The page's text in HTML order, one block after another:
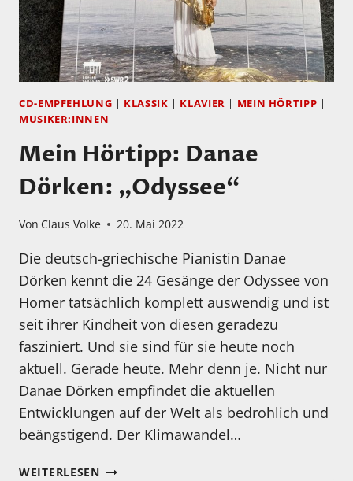
CD-EMPFEHLUNG | KLASSIK | KLAVIER | MEIN HÖRTIPP |
MUSIKER:INNEN
Mein Hörtipp: Danae
Dörken: „Odyssee“
Von Claus Volke 20. Mai 2022
Die deutsch-griechische Pianistin Danae
Dörken kennt die 24 Gesänge der Odyssee von
Homer tatsächlich komplett auswendig und ist
seit ihrer Kindheit von diesen geradezu
fasziniert. Und sie sind für sie heute noch
aktuell. Gerade heute. Mehr denn je. Nicht nur
Danae Dörken empfindet die aktuellen
Entwicklungen auf der Welt als bedrohlich und
beängstigend. Der Klimawandel…
WEITERLESENMEIN